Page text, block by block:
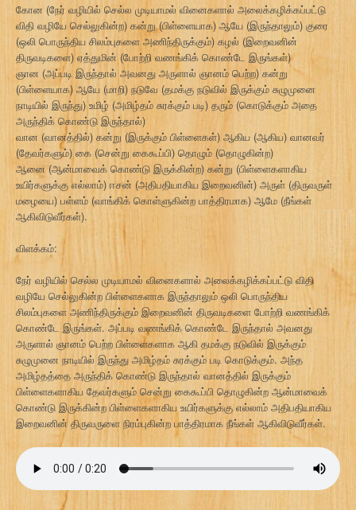
கோன (நேர் வழியில் செல்ல முடியாமல் வினைகளால் அலைக்கழிக்கப்பட்டு
விதி வழியே செல்லுகின்ற) கன்று (பிள்ளையாக) ஆயே (இருந்தாலும்) குரை
(ஒலி பொருந்திய சிலம்புகளை அணிந்திருக்கும்) கழல் (இறைவனின்
திருவடிகளை) ஏத்துமின் (போற்றி வணங்கிக் கொண்டே இருங்கள்)
ஞான (அப்படி இருந்தால் அவனது அருளால் ஞானம் பெற்ற) கன்று
(பிள்ளையாக) ஆயே (மாறி) நடுவே (தமக்கு நடுவில் இருக்கும் சுழுமுனை
நாடியில் இருந்து) உமிழ் (அமிழ்தம் சுரக்கும் படி) தரும் (கொடுக்கும் அதை
அருந்திக் கொண்டு இருந்தால்)
வான (வானத்தில்) கன்று (இருக்கும் பிள்ளைகள்) ஆகிய (ஆகிய) வானவர்
(தேவர்களும்) கை (சென்று கைகூப்பி) தொழும் (தொழுகின்ற)
ஆனை (ஆன்மாவைக் கொண்டு இருக்கின்ற) கன்று (பிள்ளைகளாகிய
உயிர்களுக்கு எல்லாம்) ஈசன் (அதிபதியாகிய இறைவனின்) அருள் (திருவருள்
மழையை) பள்ளம் (வாங்கிக் கொள்ளுகின்ற பாத்திரமாக) ஆமே (நீங்கள்
ஆகிவிடுவீர்கள்).
விளக்கம்:
நேர் வழியில் செல்ல முடியாமல் வினைகளால் அலைக்கழிக்கப்பட்டு விதி
வழியே செல்லுகின்ற பிள்ளைகளாக இருந்தாலும் ஒலி பொருந்திய
சிலம்புகளை அணிந்திருக்கும் இறைவனின் திருவடிகளை போற்றி வணங்கிக்
கொண்டே இருங்கள். அப்படி வணங்கிக் கொண்டே இருந்தால் அவனது
அருளால் ஞானம் பெற்ற பிள்ளைகளாக ஆகி தமக்கு நடுவில் இருக்கும்
சுழுமுனை நாடியில் இருந்து அமிழ்தம் சுரக்கும் படி கொடுக்கும். அந்த
அமிழ்தத்தை அருந்திக் கொண்டு இருந்தால் வானத்தில் இருக்கும்
பிள்ளைகளாகிய தேவர்களும் சென்று கைகூப்பி தொழுகின்ற ஆன்மாவைக்
கொண்டு இருக்கின்ற பிள்ளைகளாகிய உயிர்களுக்கு எல்லாம் அதிபதியாகிய
இறைவனின் திருவருளை நிரம்புகின்ற பாத்திரமாக நீங்கள் ஆகிவிடுவீர்கள்.